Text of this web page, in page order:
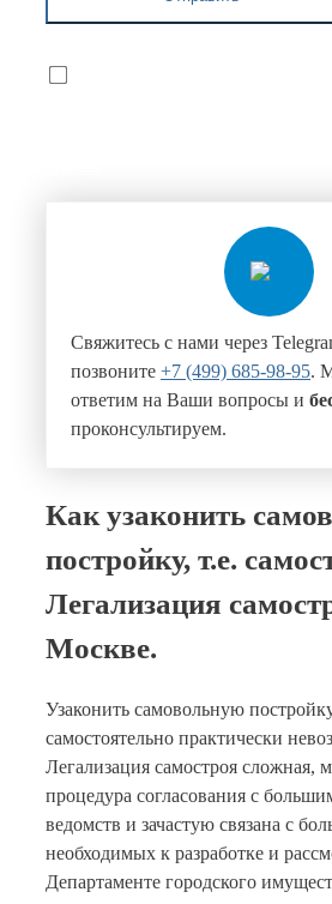
Свяжитесь с нами через
позвоните +7 (499) 685-98-95.
ответим на Ваши вопросы и
проконсультируем.
Как узаконить
постройку, т.е.
Легализация
Москве.
Узаконить самовольную
самостоятельно практически
Легализация самостроя сложная,
процедура согласования с
ведомств и зачастую связана с
необходимых к разработке и
Департаменте городского